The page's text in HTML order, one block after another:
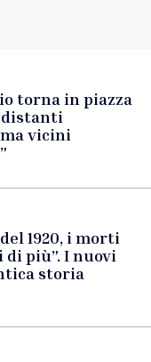
torna in piazza
vicini
1920, i morti
più”. I nuovi
storia